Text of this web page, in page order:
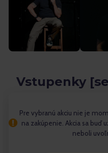
21:15 Koniec programovej časti
21:30 – 22:00 Odchod
Smokovca
🎟 VSTUPENKY
Sedenie pred pódiom –
Vstupenky
Pre vybranú akciu nie je
na zakúpenie. Akcia sa buď
neboli